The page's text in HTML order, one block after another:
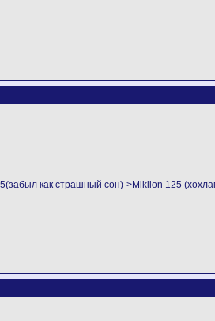
как страшный сон)->Mikilon 125